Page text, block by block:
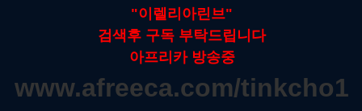
"이렐리아린브"
검색후 구독 부탁드립니다
아프리카 방송중
www.afreeca.com/tinkcho1